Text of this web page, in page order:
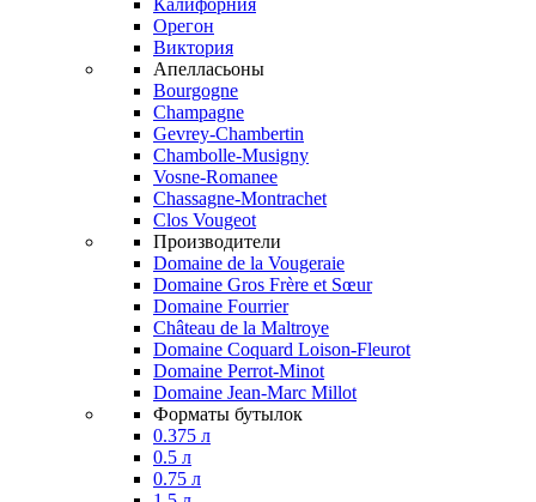
Калифорния
Орегон
Виктория
Апелласьоны
Bourgogne
Champagne
Gevrey-Chambertin
Chambolle-Musigny
Vosne-Romanee
Chassagne-Montrachet
Clos Vougeot
Производители
Domaine de la Vougeraie
Domaine Gros Frère et Sœur
Domaine Fourrier
Château de la Maltroye
Domaine Coquard Loison-Fleurot
Domaine Perrot-Minot
Domaine Jean-Marc Millot
Форматы бутылок
0.375 л
0.5 л
0.75 л